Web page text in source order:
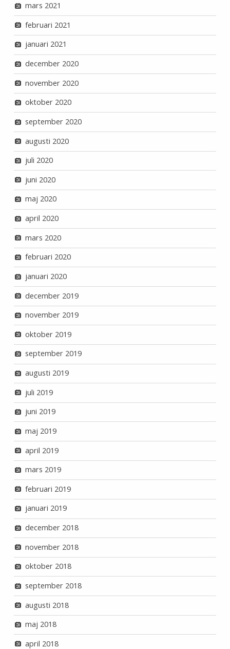
mars 2021
februari 2021
januari 2021
december 2020
november 2020
oktober 2020
september 2020
augusti 2020
juli 2020
juni 2020
maj 2020
april 2020
mars 2020
februari 2020
januari 2020
december 2019
november 2019
oktober 2019
september 2019
augusti 2019
juli 2019
juni 2019
maj 2019
april 2019
mars 2019
februari 2019
januari 2019
december 2018
november 2018
oktober 2018
september 2018
augusti 2018
maj 2018
april 2018